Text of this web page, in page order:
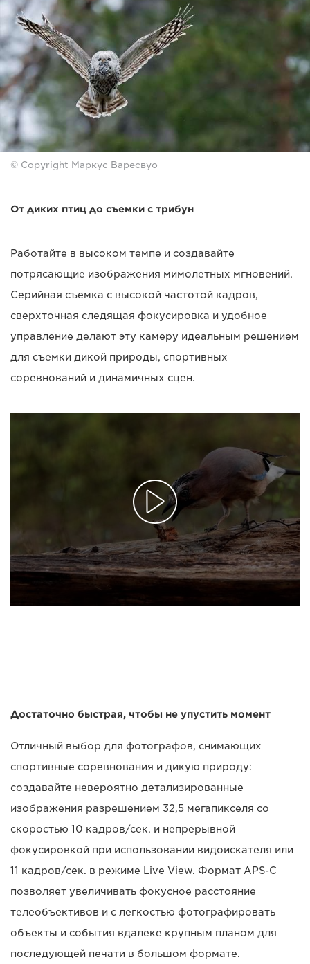
© Copyright Маркус Варесвуо
От диких птиц до съемки с трибун
Работайте в высоком темпе и создавайте
потрясающие изображения мимолетных мгновений.
Серийная съемка с высокой частотой кадров,
сверхточная следящая фокусировка и удобное
управление делают эту камеру идеальным решением
для съемки дикой природы, спортивных
соревнований и динамичных сцен.
Достаточно быстрая, чтобы не упустить момент
Отличный выбор для фотографов, снимающих
спортивные соревнования и дикую природу:
создавайте невероятно детализированные
изображения разрешением 32,5 мегапикселя со
скоростью 10 кадров/сек. и непрерывной
фокусировкой при использовании видоискателя или
11 кадров/сек. в режиме Live View. Формат APS-C
позволяет увеличивать фокусное расстояние
телеобъективов и с легкостью фотографировать
объекты и события вдалеке крупным планом для
последующей печати в большом формате.